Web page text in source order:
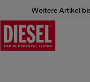
Weitere Artikel